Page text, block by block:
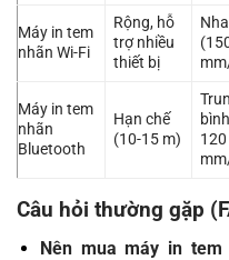
Máy in tem
nhãn Wi-Fi
Rộng, hỗ
trợ nhiều
thiết bị
Máy in tem
nhãn
Bluetooth
Hạn chế
(10-15 m)
120
Câu hỏi thường gặp
Nên mua máy in tem